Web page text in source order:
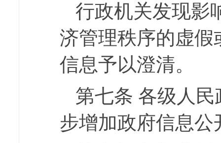
行政机关发现影
济管理秩序的虚
信息予以澄清。
第七条 各级人
步增加政府信息公